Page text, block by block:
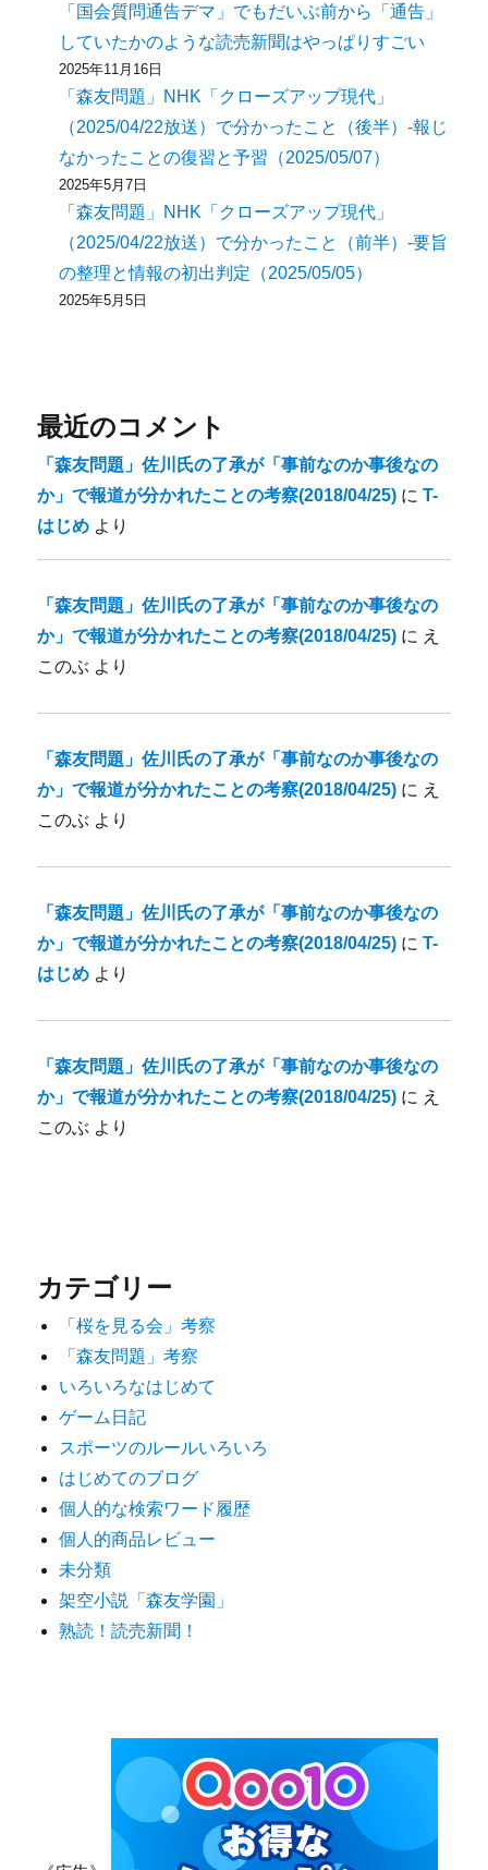
「国会質問通告デマ」でもだいぶ前から「通告」
していたかのような読売新聞はやっぱりすごい
2025年11月16日
「森友問題」NHK「クローズアップ現代」
（2025/04/22放送）で分かったこと（後半）-報じ
なかったことの復習と予習（2025/05/07）
2025年5月7日
「森友問題」NHK「クローズアップ現代」
（2025/04/22放送）で分かったこと（前半）-要旨
の整理と情報の初出判定（2025/05/05）
2025年5月5日
最近のコメント
「森友問題」佐川氏の了承が「事前なのか事後なの
か」で報道が分かれたことの考察(2018/04/25) にT-
はじめ より
「森友問題」佐川氏の了承が「事前なのか事後なの
か」で報道が分かれたことの考察(2018/04/25) に え
このぶ より
「森友問題」佐川氏の了承が「事前なのか事後なの
か」で報道が分かれたことの考察(2018/04/25) に え
このぶ より
「森友問題」佐川氏の了承が「事前なのか事後なの
か」で報道が分かれたことの考察(2018/04/25) にT-
はじめ より
「森友問題」佐川氏の了承が「事前なのか事後なの
か」で報道が分かれたことの考察(2018/04/25) に え
このぶ より
カテゴリー
「桜を見る会」考察
「森友問題」考察
いろいろなはじめて
ゲーム日記
スポーツのルールいろいろ
はじめてのブログ
個人的な検索ワード履歴
個人的商品レビュー
未分類
架空小説「森友学園」
熟読！読売新聞！